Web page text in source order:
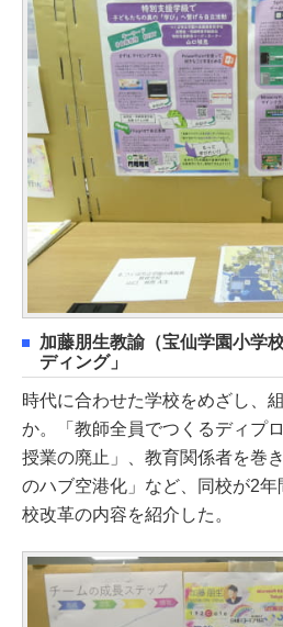
加藤朋生教諭（宝仙学園小学
ディング」
時代に合わせた学校をめざし、
か。「教師全員でつくるディプ
授業の廃止」、教育関係者を巻
のハブ空港化」など、同校が2
校改革の内容を紹介した。